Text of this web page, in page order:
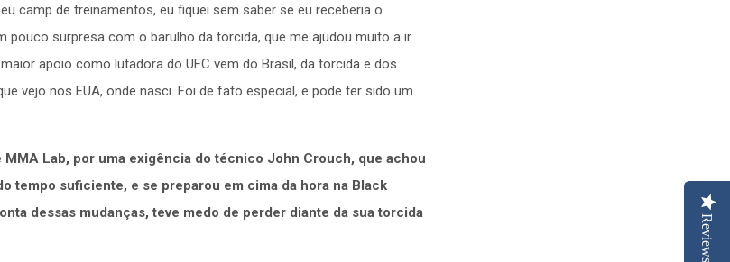
camp de treinamentos, eu fiquei sem saber se eu receberia o
pouco surpresa com o barulho da torcida, que me ajudou muito a ir
apoio como lutadora do UFC vem do Brasil, da torcida e dos
vejo nos EUA, onde nasci. Foi de fato especial, e pode ter sido um
MMA Lab, por uma exigência do técnico John Crouch, que achou
tempo suficiente, e se preparou em cima da hora na Black
dessas mudanças, teve medo de perder diante da sua torcida
Reviews